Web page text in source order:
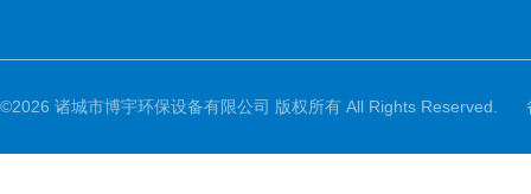
©2026 诸城市博宇环保设备有限公司 版权所有 All Rights Reserved.